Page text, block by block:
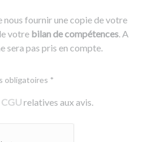
nous fournir une copie de votre
votre bilan de compétences. A
sera pas pris en compte.
obligatoires *
CGUrelatives aux avis.